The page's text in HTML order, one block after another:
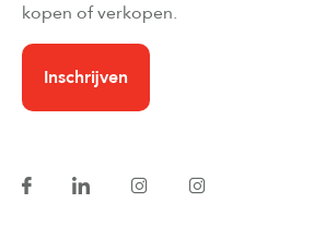
kopen of verkopen.
Inschrijven